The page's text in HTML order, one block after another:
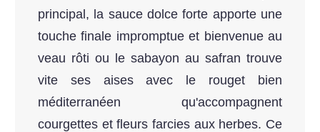
principal, la sauce dolce forte apporte une
touche finale impromptue et bienvenue au
veau rôti ou le sabayon au safran trouve
vite ses aises avec le rouget bien
méditerranéen qu'accompagnent
courgettes et fleurs farcies aux herbes. Ce